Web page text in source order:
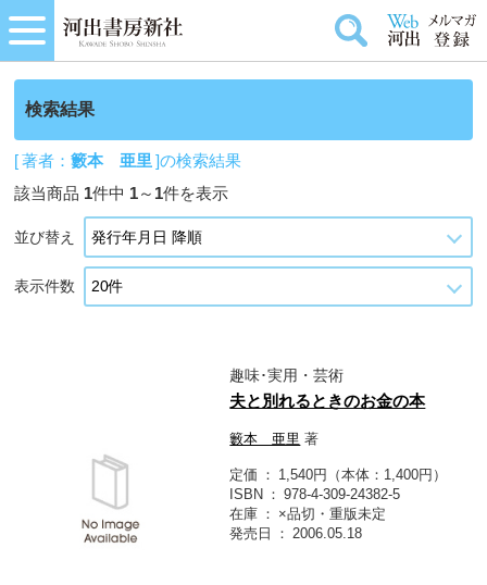
検索結果
[ 著者：籔本 亜里 ]の検索結果
該当商品 1件中 1～ 1件を表示
並び替え
表示件数
趣味･実用・芸術
夫と別れるときのお金の本
籔本 亜里 著
定価
1,540円（本体：1,400円）
ISBN
978-4-309-24382-5
在庫
×品切・重版未定
発売日
2006.05.18